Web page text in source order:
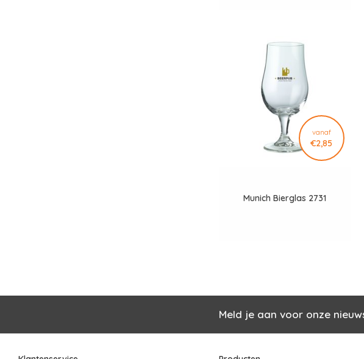
vanaf
€2,85
Munich Bierglas 2731
Meld je aan voor onze